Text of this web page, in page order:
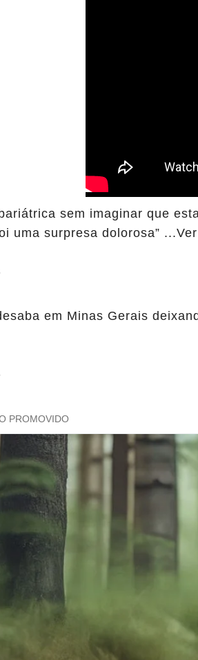
sem imaginar que
uma surpresa dolorosa”
em Minas Gerais